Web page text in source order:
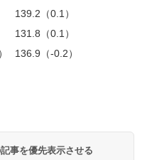
139.2（0.1）
131.8（0.1）
136.9（-0.2）
事を優先表示させる